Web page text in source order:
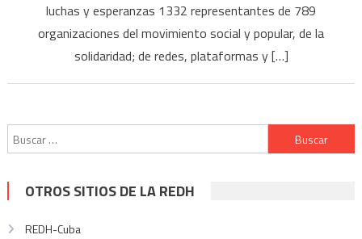
luchas y esperanzas 1332 representantes de 789
organizaciones del movimiento social y popular, de la
solidaridad; de redes, plataformas y […]
Buscar:
OTROS SITIOS DE LA REDH
REDH-Cuba